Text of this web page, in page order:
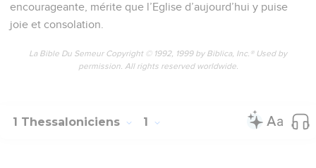
encourageante, mérite que l’Eglise d’aujourd’hui y puise
joie et consolation.
La Bible Du Semeur Copyright © 1992, 1999 by Biblica, Inc.® Used by
permission. All rights reserved worldwide.
1 Thessaloniciens 1